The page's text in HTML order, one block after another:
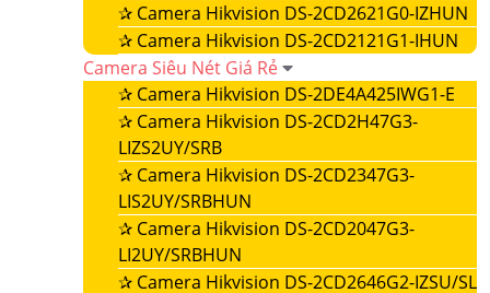
✰ Camera Hikvision DS-2CD2621G0-IZHUN
✰ Camera Hikvision DS-2CD2121G1-IHUN
Camera Siêu Nét Giá Rẻ
✰ Camera Hikvision DS-2DE4A425IWG1-E
✰ Camera Hikvision DS-2CD2H47G3-
LIZS2UY/SRB
✰ Camera Hikvision DS-2CD2347G3-
LIS2UY/SRBHUN
✰ Camera Hikvision DS-2CD2047G3-
LI2UY/SRBHUN
✰ Camera Hikvision DS-2CD2646G2-IZSU/SL